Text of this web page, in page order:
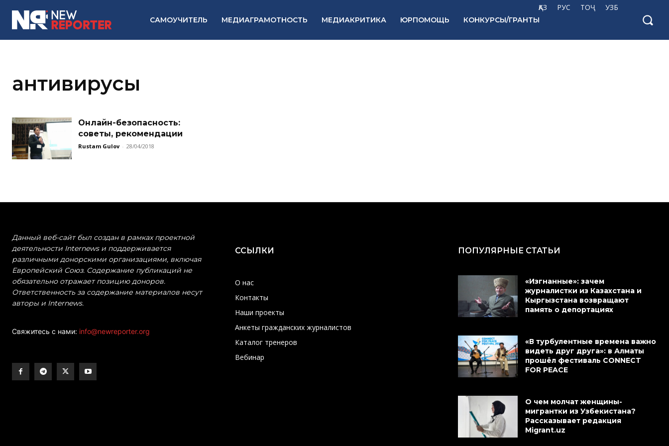
ҚАЗ РУС ТОҶ УЗБ
САМОУЧИТЕЛЬ МЕДИАГРАМОТНОСТЬ МЕДИАКРИТИКА ЮРПОМОЩЬ КОНКУРСЫ/ГРАНТЫ
антивирусы
Онлайн-безопасность:
советы, рекомендации
Rustam Gulov - 28/04/2018
Данный веб-сайт был создан в рамках проектной
деятельности Internews и поддерживается
различными донорскими организациями, включая
Европейский Союз. Содержание публикаций не
обязательно отражает позицию доноров.
Ответственность за содержание материалов несут
авторы и Internews.
Свяжитесь с нами: info@newreporter.org
ССЫЛКИ
О нас
Контакты
Наши проекты
Анкеты гражданских журналистов
Каталог тренеров
Вебинар
ПОПУЛЯРНЫЕ СТАТЬИ
«Изгнанные»: зачем
журналистки из Казахстана и
Кыргызстана возвращают
память о депортациях
«В турбулентные времена важно
видеть друг друга»: в Алматы
прошёл фестиваль CONNECT
FOR PEACE
О чем молчат женщины-
мигрантки из Узбекистана?
Рассказывает редакция
Migrant.uz